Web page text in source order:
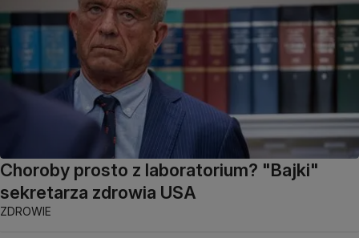
Choroby prosto z laboratorium? "Bajki"
sekretarza zdrowia USA
ZDROWIE